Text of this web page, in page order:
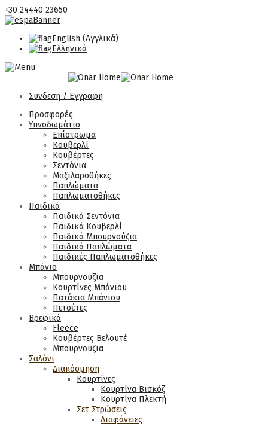
+30 24440 23650
English (Αγγλικά)
Ελληνικά
Σύνδεση / Εγγραφή
Προσφορές
Υπνοδωμάτιο
Επίστρωμα
Κουβερλί
Κουβέρτες
Σεντόνια
Μαξιλαροθήκες
Παπλώματα
Παπλωματοθήκες
Παιδικά
Παιδικά Σεντόνια
Παιδικά Κουβερλί
Παιδικά Μπουρνούζια
Παιδικά Παπλώματα
Παιδικές Παπλωματοθήκες
Μπάνιο
Μπουρνούζια
Κουρτίνες Μπάνιου
Πατάκια Μπάνιου
Πετσέτες
Βρεφικά
Fleece
Κουβέρτες Βελουτέ
Μπουρνούζια
Σαλόνι
Διακόσμηση
Κουρτίνες
Κουρτίνα Βισκόζ
Κουρτίνα Πλεκτή
Σετ Στρώσεις
Διαφάνειες